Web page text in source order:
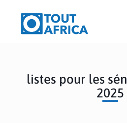
listes pour les
2025